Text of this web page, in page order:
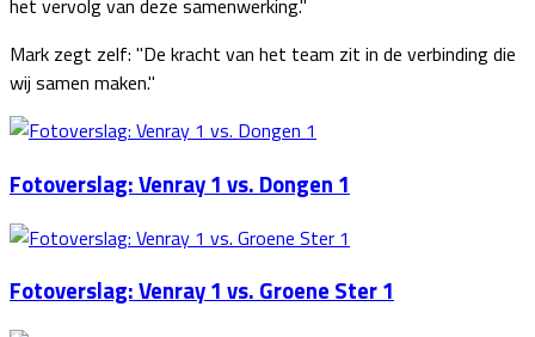
het vervolg van deze samenwerking."
Mark zegt zelf: "De kracht van het team zit in de verbinding die
wij samen maken."
Fotoverslag: Venray 1 vs. Dongen 1
Fotoverslag: Venray 1 vs. Groene Ster 1